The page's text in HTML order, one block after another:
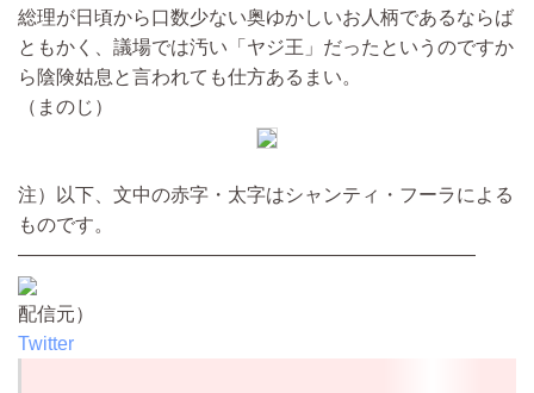
総理が日頃から口数少ない奥ゆかしいお人柄であるならば
ともかく、議場では汚い「ヤジ王」だったというのですか
ら陰険姑息と言われても仕方あるまい。
（まのじ）
注）以下、文中の赤字・太字はシャンティ・フーラによる
ものです。
————————————————————————
配信元）
Twitter